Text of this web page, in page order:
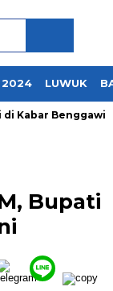
2024 LUWUK
Benggawi
Bupati